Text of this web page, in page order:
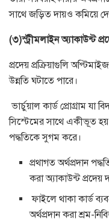
সাথে জড়িত দায়ও কমিয়ে
(৩)স্ট্রীমলাইন অ্যাকাউন্ট
প্রদেয় প্রক্রিয়াগুলি
উন্নতি ঘটাতে পারে।
ভার্চুয়াল কার্ড প্রোগ্রাম যা
সিস্টেমের সাথে একীভূত হয়
পদ্ধতিকে সুগম করে।
প্রথাগত অর্থপ্রদান
করা অ্যাকাউন্ট
ফাইলে থাকা কার্ড
অর্থপ্রদান করা শ্রম-